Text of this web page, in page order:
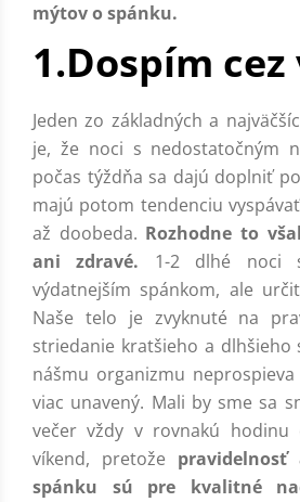
mýtov o spánku.
1.Dospím
Jeden zo základných a
je, že noci s nedostatočným
počas týždňa sa dajú doplniť
majú potom tendenciu
až doobeda. Rozhodne to
ani zdravé. 1-2 dlhé noci
výdatnejším spánkom, ale
Naše telo je zvyknuté na
striedanie kratšieho a dlhšieho
nášmu organizmu
viac unavený. Mali by sme sa
večer vždy v rovnakú hodinu
víkend, pretože
spánku sú pre kvalitné